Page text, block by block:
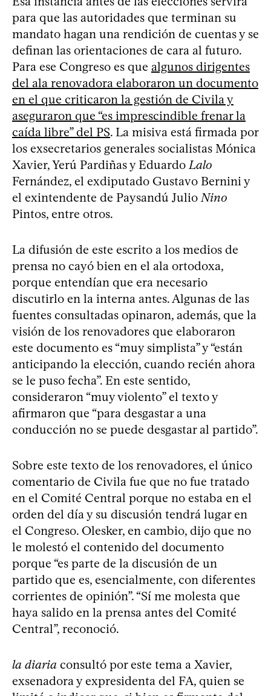
para que las autoridades que terminan su
mandato hagan una rendición de cuentas y se
definan las orientaciones de cara al futuro.
Para ese Congreso es que algunos dirigentes
del ala renovadora elaboraron un documento
en el que criticaron la gestión de Civila y
aseguraron que “es imprescindible frenar la
caída libre” del PS. La misiva está firmada por
los exsecretarios generales socialistas Mónica
Xavier, Yerú Pardiñas y Eduardo Lalo
Fernández, el exdiputado Gustavo Bernini y
el exintendente de Paysandú Julio Nino
Pintos, entre otros.
La difusión de este escrito a los medios de
prensa no cayó bien en el ala ortodoxa,
porque entendían que era necesario
discutirlo en la interna antes. Algunas de las
fuentes consultadas opinaron, además, que la
visión de los renovadores que elaboraron
este documento es “muy simplista” y “están
anticipando la elección, cuando recién ahora
se le puso fecha”. En este sentido,
consideraron “muy violento” el texto y
afirmaron que “para desgastar a una
conducción no se puede desgastar al partido”.
Sobre este texto de los renovadores, el único
comentario de Civila fue que no fue tratado
en el Comité Central porque no estaba en el
orden del día y su discusión tendrá lugar en
el Congreso. Olesker, en cambio, dijo que no
le molestó el contenido del documento
porque “es parte de la discusión de un
partido que es, esencialmente, con diferentes
corrientes de opinión”. “Sí me molesta que
haya salido en la prensa antes del Comité
Central”, reconoció.
la diaria consultó por este tema a Xavier,
exsenadora y expresidenta del FA, quien se